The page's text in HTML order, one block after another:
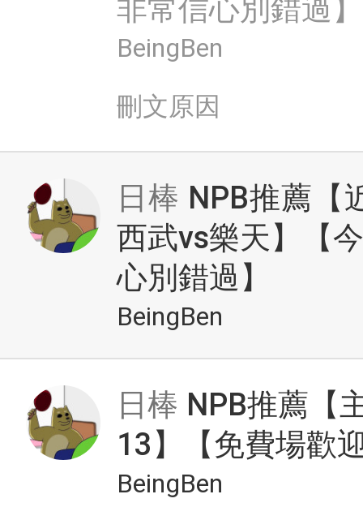
非常信心別錯過】
BeingBen
刪文原因
日棒 NPB推薦【
西武vs樂天】【
心別錯過】
BeingBen
日棒 NPB推薦【
13】【免費場歡
BeingBen